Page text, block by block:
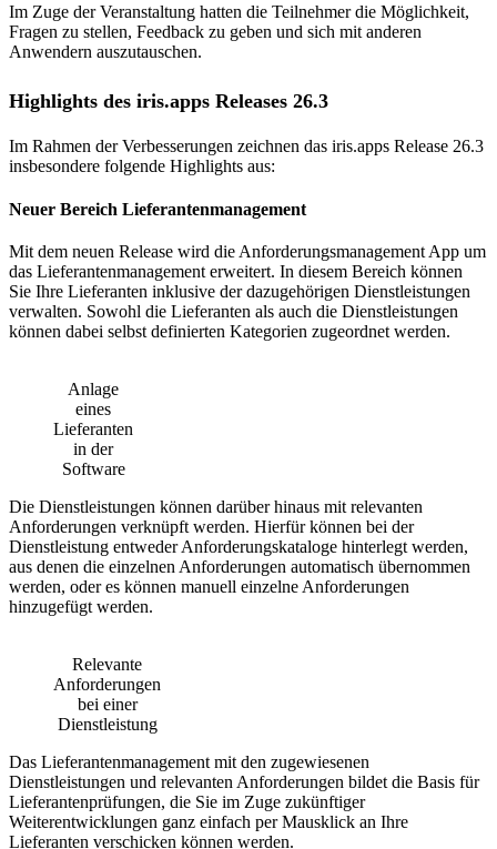
Im Zuge der Veranstaltung hatten die Teilnehmer die Möglichkeit,
Fragen zu stellen, Feedback zu geben und sich mit anderen
Anwendern auszutauschen.
Highlights des iris.apps Releases 26.3
Im Rahmen der Verbesserungen zeichnen das iris.apps Release 26.3
insbesondere folgende Highlights aus:
Neuer Bereich Lieferantenmanagement
Mit dem neuen Release wird die Anforderungsmanagement App um
das Lieferantenmanagement erweitert. In diesem Bereich können
Sie Ihre Lieferanten inklusive der dazugehörigen Dienstleistungen
verwalten. Sowohl die Lieferanten als auch die Dienstleistungen
können dabei selbst definierten Kategorien zugeordnet werden.
Anlage
eines
Lieferanten
in der
Software
Die Dienstleistungen können darüber hinaus mit relevanten
Anforderungen verknüpft werden. Hierfür können bei der
Dienstleistung entweder Anforderungskataloge hinterlegt werden,
aus denen die einzelnen Anforderungen automatisch übernommen
werden, oder es können manuell einzelne Anforderungen
hinzugefügt werden.
Relevante
Anforderungen
bei einer
Dienstleistung
Das Lieferantenmanagement mit den zugewiesenen
Dienstleistungen und relevanten Anforderungen bildet die Basis für
Lieferantenprüfungen, die Sie im Zuge zukünftiger
Weiterentwicklungen ganz einfach per Mausklick an Ihre
Lieferanten verschicken können werden.